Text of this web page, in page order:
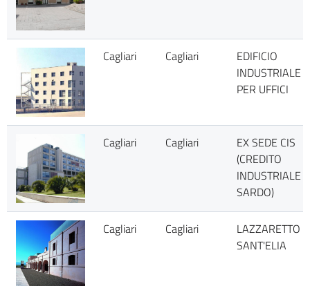
Cagliari Cagliari
EDIFICIO
INDUSTRIALE E
PER UFFICI
Cagliari Cagliari
EX SEDE CIS
(CREDITO
INDUSTRIALE
SARDO)
Cagliari Cagliari
LAZZARETTO
SANT'ELIA